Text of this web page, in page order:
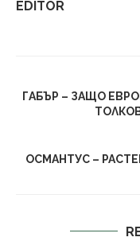
EDITOR
ГАБЪР – ЗАЩО
ОСМАНТУС –